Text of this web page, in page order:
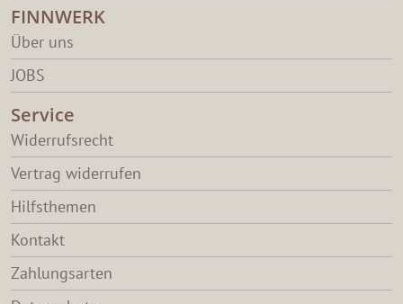
FINNWERK
Über uns
JOBS
Service
Widerrufsrecht
Vertrag widerrufen
Hilfsthemen
Kontakt
Zahlungsarten